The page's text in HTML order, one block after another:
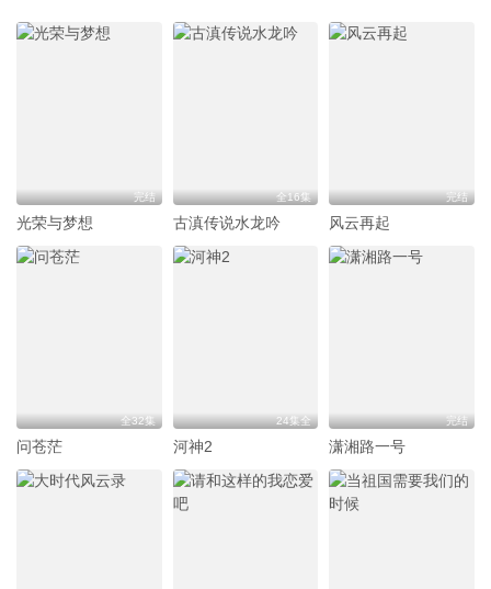
完结
光荣与梦想
全16集
古滇传说水龙吟
完结
风云再起
全32集
问苍茫
24集全
河神2
完结
潇湘路一号